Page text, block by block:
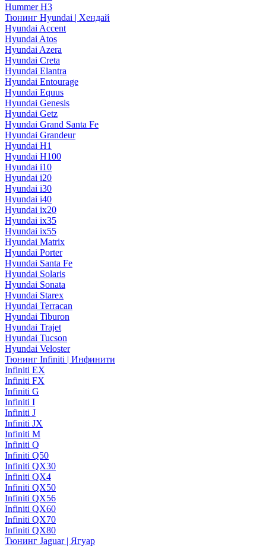
Hummer H3
Тюнинг Hyundai | Хендай
Hyundai Accent
Hyundai Atos
Hyundai Azera
Hyundai Creta
Hyundai Elantra
Hyundai Entourage
Hyundai Equus
Hyundai Genesis
Hyundai Getz
Hyundai Grand Santa Fe
Hyundai Grandeur
Hyundai H1
Hyundai H100
Hyundai i10
Hyundai i20
Hyundai i30
Hyundai i40
Hyundai ix20
Hyundai ix35
Hyundai ix55
Hyundai Matrix
Hyundai Porter
Hyundai Santa Fe
Hyundai Solaris
Hyundai Sonata
Hyundai Starex
Hyundai Terracan
Hyundai Tiburon
Hyundai Trajet
Hyundai Tucson
Hyundai Veloster
Тюнинг Infiniti | Инфинити
Infiniti EX
Infiniti FX
Infiniti G
Infiniti I
Infiniti J
Infiniti JX
Infiniti M
Infiniti Q
Infiniti Q50
Infiniti QX30
Infiniti QX4
Infiniti QX50
Infiniti QX56
Infiniti QX60
Infiniti QX70
Infiniti QX80
Тюнинг Jaguar | Ягуар